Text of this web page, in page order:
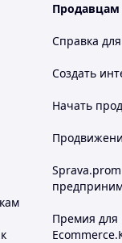
факела:
шашку в
дымления;
оформить
Продавцам
Справка
Создать
Начать
Премия для